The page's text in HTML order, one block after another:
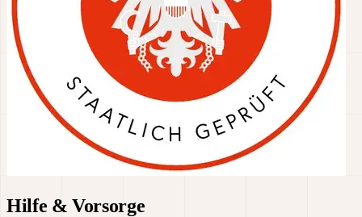
Hilfe & Vorsorge